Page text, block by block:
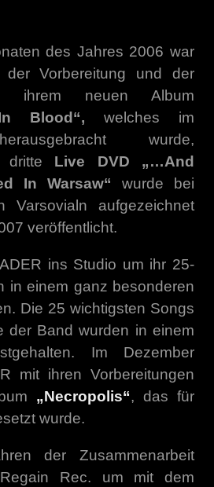
des Jahres 2006 war
Vorbereitung und der
ihrem neuen Album
Blood“, welches im
wurde,
dritte Live DVD „…And
In Warsaw“ wurde bei
Varsovialn aufgezeichnet
veröffentlicht.
ins Studio um ihr 25-
in einem ganz besonderen
Die 25 wichtigsten Songs
der Band wurden in einem
Im Dezember
mit ihren Vorbereitungen
„Necropolis“, das für
wurde.
der Zusammenarbeit
Rec. um mit dem